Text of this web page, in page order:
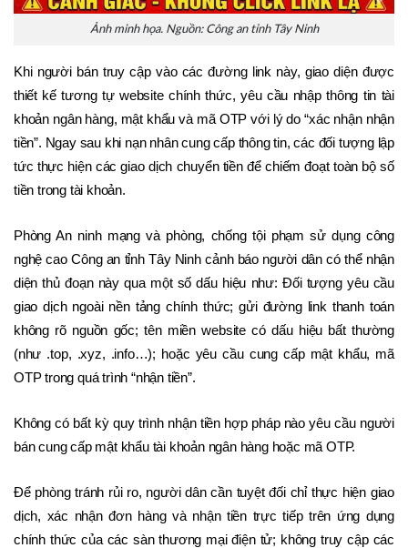
Ảnh minh họa. Nguồn: Công an tỉnh Tây Ninh
Khi người bán truy cập vào các đường link này, giao diện được
thiết kế tương tự website chính thức, yêu cầu nhập thông tin tài
khoản ngân hàng, mật khẩu và mã OTP với lý do “xác nhận nhận
tiền”. Ngay sau khi nạn nhân cung cấp thông tin, các đối tượng lập
tức thực hiện các giao dịch chuyển tiền để chiếm đoạt toàn bộ số
tiền trong tài khoản.
Phòng An ninh mạng và phòng, chống tội phạm sử dụng công
nghệ cao Công an tỉnh Tây Ninh cảnh báo người dân có thể nhận
diện thủ đoạn này qua một số dấu hiệu như: Đối tượng yêu cầu
giao dịch ngoài nền tảng chính thức; gửi đường link thanh toán
không rõ nguồn gốc; tên miền website có dấu hiệu bất thường
(như .top, .xyz, .info…); hoặc yêu cầu cung cấp mật khẩu, mã
OTP trong quá trình “nhận tiền”.
Không có bất kỳ quy trình nhận tiền hợp pháp nào yêu cầu người
bán cung cấp mật khẩu tài khoản ngân hàng hoặc mã OTP.
Để phòng tránh rủi ro, người dân cần tuyệt đối chỉ thực hiện giao
dịch, xác nhận đơn hàng và nhận tiền trực tiếp trên ứng dụng
chính thức của các sàn thương mại điện tử; không truy cập các